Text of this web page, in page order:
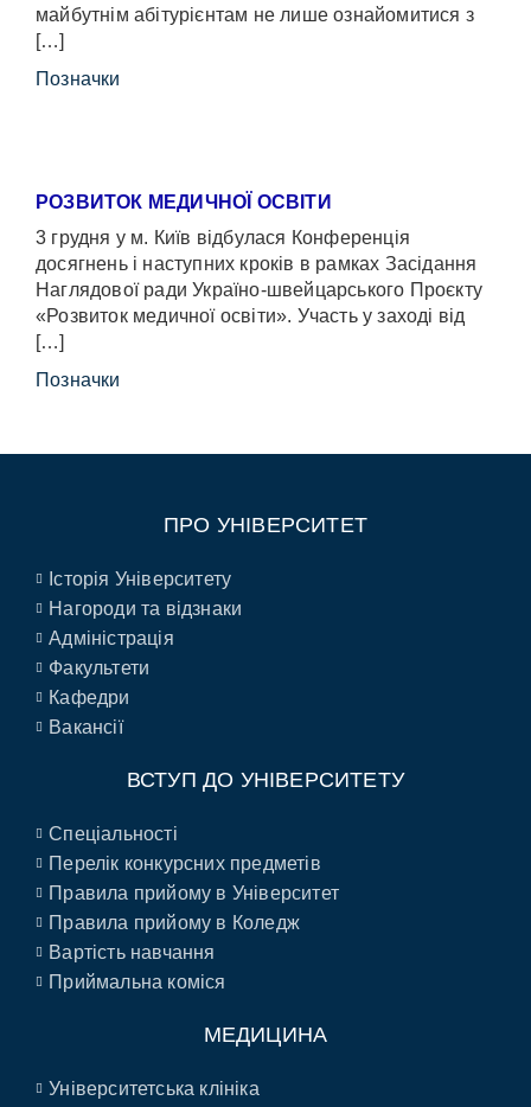
майбутнім абітурієнтам не лише ознайомитися з
[…]
Позначки
РОЗВИТОК МЕДИЧНОЇ ОСВІТИ
3 грудня у м. Київ відбулася Конференція
досягнень і наступних кроків в рамках Засідання
Наглядової ради Україно-швейцарського Проєкту
«Розвиток медичної освіти». Участь у заході від
[…]
Позначки
ПРО УНІВЕРСИТЕТ
Історія Університету
Нагороди та відзнаки
Адміністрація
Факультети
Кафедри
Вакансії
ВСТУП ДО УНІВЕРСИТЕТУ
Спеціальності
Перелік конкурсних предметів
Правила прийому в Університет
Правила прийому в Коледж
Вартість навчання
Приймальна коміся
МЕДИЦИНА
Університетська клініка